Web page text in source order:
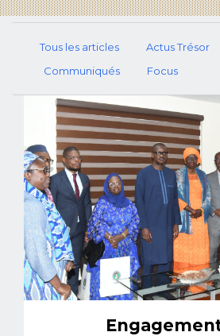
Tous les articles
Actus Trésor
Communiqués
Focus